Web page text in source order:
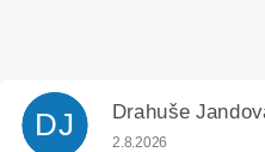
DJ Drahuše
Hodnocení obchodu
2.8.2026